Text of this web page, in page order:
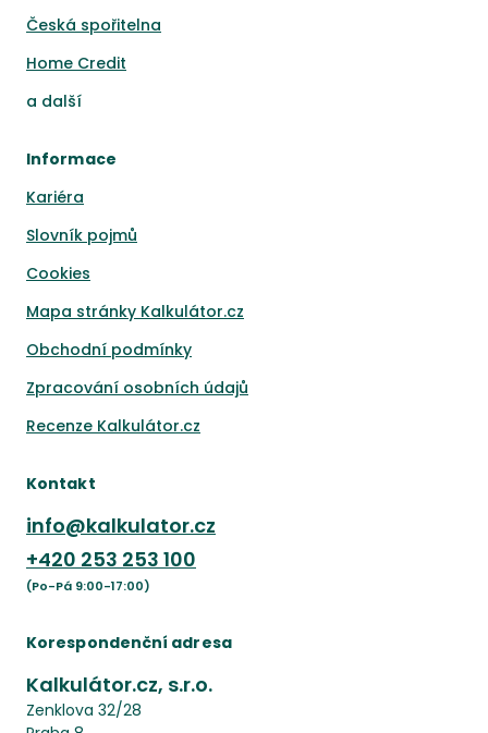
Česká spořitelna
Home Credit
a další
Informace
Kariéra
Slovník pojmů
Cookies
Mapa stránky Kalkulátor.cz
Obchodní podmínky
Zpracování osobních údajů
Recenze Kalkulátor.cz
Kontakt
info@kalkulator.cz
+420 253 253 100
(Po-Pá 9:00-17:00)
Korespondenční adresa
Kalkulátor.cz, s.r.o.
Zenklova 32/28